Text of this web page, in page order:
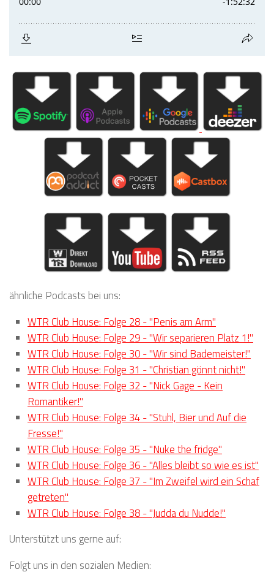
ähnliche Podcasts bei uns:
WTR Club House: Folge 28 - "Penis am Arm"
WTR Club House: Folge 29 - "Wir separieren Platz 1!"
WTR Club House: Folge 30 - "Wir sind Bademeister!"
WTR Club House: Folge 31 - "Christian gönnt nicht!"
WTR Club House: Folge 32 - "Nick Gage - Kein
Romantiker!"
WTR Club House: Folge 34 - "Stuhl, Bier und Auf die
Fresse!"
WTR Club House: Folge 35 - "Nuke the fridge"
WTR Club House: Folge 36 - "Alles bleibt so wie es ist"
WTR Club House: Folge 37 - "Im Zweifel wird ein Schaf
getreten"
WTR Club House: Folge 38 - "Judda du Nudde!"
Unterstützt uns gerne auf:
Folgt uns in den sozialen Medien: